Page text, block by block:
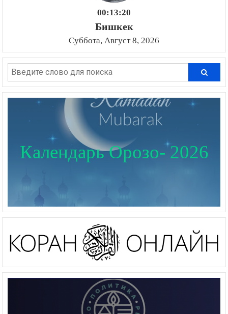
00:13:20
Бишкек
Суббота, Август 8, 2026
Календарь Орозо- 2026